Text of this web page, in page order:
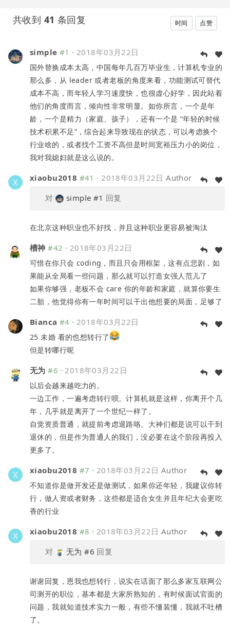
共收到 41 条回复 时间 点赞
simple #1 ·2018年03月22日
国外替换成本太高，中国每年几百万毕业生，计算机专业的
那么多，从 leader 或者老板的角度来看，功能测试可替代
成本不高，而年轻人学习速度快，也很虚心好学，因此站着
他们的角度而言，倾向性非常明显。如你所言，一个是年
龄，一个是精力（家庭、孩子），还有一个是 “年轻的时候
技术积累不足”，综合起来导致现在的状态，可以考虑换个
行业啥的，或者找个工资不高但是时间宽裕压力小的岗位，
我对我媳妇就是这么说的。
xiaobu2018 #41 ·2018年03月22日 Author
对
simple #1 回复
在北京这种职业也不好找，并且这种职业更容易被淘汰
槽神 #42 · 2018年03月22日
可惜在你只会 coding，而且只会用框架，这有点悲剧，如
果能从全局看一些问题，那么就可以打造女强人范儿了
如果你够强，老板不会 care 你的年龄和家庭，就算你要生
二胎，他觉得你有一年时间可以干出他想要的局面，足够了
Bianca #4 · 2018年03月22日
25 未婚 看的也想转行了
但是转哪行呢
无为 #6 · 2018年03月22日
以后会越来越吃力的。
一边工作，一遍考虑转行呗。计算机就是这样，你离开个几
年，几乎就是离开了一个世纪一样了。
自觉资质普通，就提前考虑退路咯。大神们都是说可以干到
退休的，但是作为普通人的我们，没必要在这个阶段再投入
更多了。
xiaobu2018 #7 · 2018年03月22日 Author
不知道你是做开发还是做测试，如果你还年轻，我建议你转
行，做人资或者财务，这些都是适合女生并且年纪大会更吃
香的行业
xiaobu2018 #8 · 2018年03月22日 Author
对
无为 #6 回复
谢谢回复，恩我也想转行，说实在话面了那么多家互联网公
司测开的职位，基本都是大家所熟知的，有时候面试官面的
问题，我就知道技术实力一般，有些不懂装懂，我就不吐槽
了。